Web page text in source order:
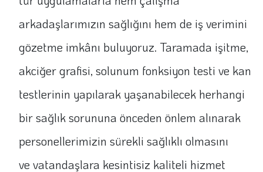
arkadaşlarımızın sağlığını hem de iş verimini
gözetme imkânı buluyoruz. Taramada işitme,
akciğer grafisi, solunum fonksiyon testi ve kan
testlerinin yapılarak yaşanabilecek herhangi
bir sağlık sorununa önceden önlem alınarak
personellerimizin sürekli sağlıklı olmasını
ve vatandaşlara kesintisiz kaliteli hizmet